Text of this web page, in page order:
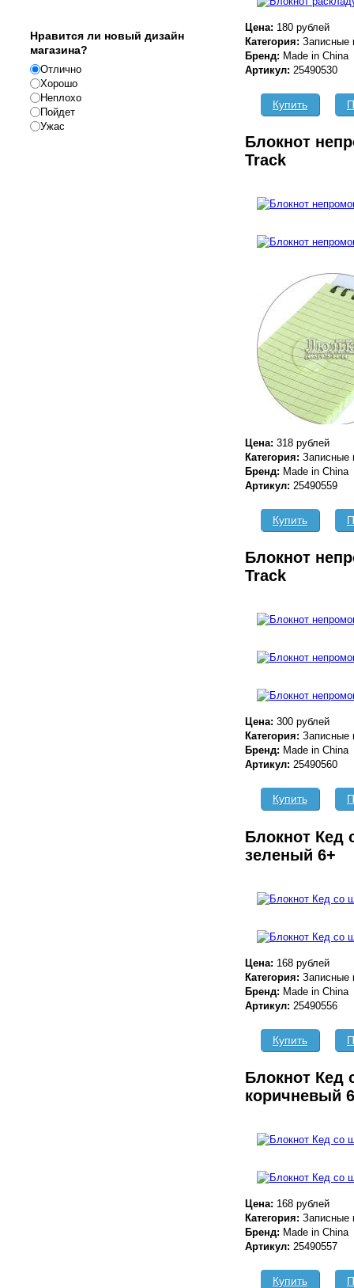
Нравится ли новый дизайн
магазина?
Отлично
Хорошо
Неплохо
Пойдет
Ужас
Цена: 180 рублей
Категория: Записные
Бренд: Made in China
Артикул: 25490530
Купить
Блокнот
Track
Цена: 318 рублей
Категория: Записные
Бренд: Made in China
Артикул: 25490559
Купить
Блокнот
Track
Цена: 300 рублей
Категория: Записные
Бренд: Made in China
Артикул: 25490560
Купить
Блокнот Кед
зеленый 6+
Цена: 168 рублей
Категория: Записные
Бренд: Made in China
Артикул: 25490556
Купить
Блокнот Кед
коричневый
Цена: 168 рублей
Категория: Записные
Бренд: Made in China
Артикул: 25490557
Купить